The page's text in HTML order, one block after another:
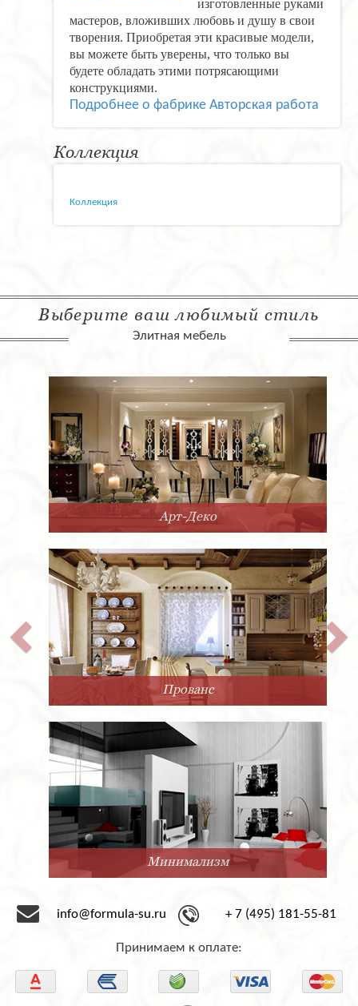
изготовленные руками
мастеров, вложивших любовь и душу в свои
творения. Приобретая эти красивые модели,
вы можете быть уверены, что только вы
будете обладать этими потрясающими
конструкциями.
Подробнее о фабрике Авторская работа
Коллекция
Коллекция
Выберите ваш любимый стиль
Элитная мебель
Арт-Деко
Прованс
Минимализм
info@formula-su.ru + 7 (495) 181-55-81
Принимаем к оплате: